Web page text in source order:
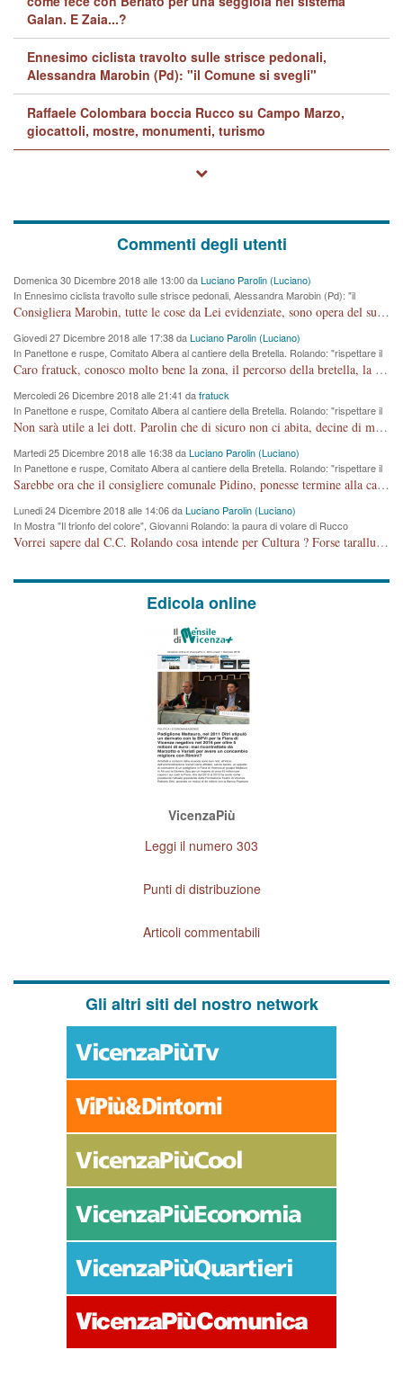
Galan. E Zaia...?
Ennesimo ciclista travolto sulle strisce pedonali,
Alessandra Marobin (Pd): "il Comune si svegli"
Raffaele Colombara boccia Rucco su Campo Marzo,
giocattoli, mostre, monumenti, turismo
Commenti degli utenti
Domenica 30 Dicembre 2018 alle 13:00 daLuciano Parolin (Luciano)
In Ennesimo ciclista travolto sulle strisce pedonali, Alessandra Marobin (Pd): "il
Comune si svegli"
Consigliera Marobin, tutte le cose da Lei evidenziate, sono opera del suo ex Assessore e compagno di Partito Antonio Marco Dalla Pozza Assessore alla "progettazione" di piste ciclabili e altre porcherie. A lui manderei il conto da saldare per incidenti e danni alle persone. E' ora che "finiamola." Avete perso rassegnatevi. qui IL SINDACO RUCCO NON C'ENTRA PER NIENTE. CAPITO!!!!!!!! Amen.
Giovedi 27 Dicembre 2018 alle 17:38 daLuciano Parolin (Luciano)
In Panettone e ruspe, Comitato Albera al cantiere della Bretella. Rolando: "rispettare il
cronoprogramma"
Caro fratuck, conosco molto bene la zona, il percorso della bretella, la situazione dei cittadini, abito in Viale Trento. A partire dal 2003 ho partecipato al Comitato di Maddalene pro bretella, e a riunioni propositive per apportare modifiche al progetto. Numerose mie foto del territorio sono arrivate a Roma, altri miei interventi (non graditi dalla Sx) sono stati pubblicati dal GdV, assieme ad altri come Ciro Asproso, ora favorevole alla bretella. Ho partecipato alla raccolta firme per la chiusura della strada x 5 giorni eseguita dal Sindaco Hullwech per sforamento 180 Micro/g. Pertanto come impegno per la tematica sono apposto con la coscienza. Ora il Progetto è partito, fine! Voglio dire che la nuova Giunta "comunale" non c'entra più. L'opera sarà "malauguratamente" eseguita, ma non con il mio placet. Il Consigliere Comunale dovrebbe capire che la campagna elettorale è finita, con buona pace di tutti. Quello che invece dovrebbe interessare è la proprietà della strada, dall'uscita autostradale Ovest, sino alla Rotatoria dell'Albara, vi sono tre possessori: Autostrade SpA; La Provincia, il Comune. Come la mettiamo per il futuro ? I costi, da 50 sono saliti a 100 milioni di € come dire 20 milioni a KM (!) da non credere. Comunque si farà. Ma nessuno canti Vittoria, anzi meglio non farne un ulteriore fatto "partitico" per questioni elettorali o di seggio. Se mi manda la sua mail, sono disponibile ad inviare i documenti e le foto sopra descritte. Con ossequi, Luciano Parolin
Mercoledi 26 Dicembre 2018 alle 21:41 dafratuck
In Panettone e ruspe, Comitato Albera al cantiere della Bretella. Rolando: "rispettare il
cronoprogramma"
Non sarà utile a lei dott. Parolin che di sicuro non ci abita, decine di migliaia di TIR, automobili e padroncini che passano quotidianamente per una strada appena rotabile, non è più possibile stendere i panni, attraversare la strada senza rischiare la morte, le case stanno crepando, i tempi sono cambiati e la bretella non passerà assolutamente per maddalene (ma cosa sta a dire?!), dia invece responsabilità a chi ha costruito tagliando la strada che doveva invece terminare a isola vicentina e non al moracchino lasciando Motta di Costabissara ancora in panne di traffico. I tempi sono cambiati dottore e se l'anagrafe della vita stagna nell'essere umano impressioni conservatrici, la società non le considera perchè va avanti, si industrializza e ha bisogno di infrastrutture e di sviluppo. Ultima considerazione, se è geloso di Rolando perchè vede in lui solo campagne politiche mentre si difendono i SOLI diritti dei cittadini, la preghiamo faccia considerazioni più appropriate. Saluti e complimenti per i suoi scritti.
Martedi 25 Dicembre 2018 alle 16:38 daLuciano Parolin (Luciano)
In Panettone e ruspe, Comitato Albera al cantiere della Bretella. Rolando: "rispettare il
cronoprogramma"
Sarebbe ora che il consigliere comunale Pidino, ponesse termine alla campagna elettorale nel territorio del suo seggio Villaggio del Sole. La tiraca è iniziata, distruggerà 6 km di prateria ovest della città, ricca di fonti e sorgenti d'acqua. I cittadini di Maddalene non avranno più Pace la notte. Molta colpa per la costruzione di questa Strada è proprio del signor Rolando,dei suoi gazebo mobili e che vuol far passare questa opera VANDALICA come progetto "utile" a chi ? Non è cosa seria sig. Rolando!
Lunedi 24 Dicembre 2018 alle 14:06 daLuciano Parolin (Luciano)
In Mostra "Il trionfo del colore", Giovanni Rolando: la paura di volare di Rucco
Vorrei sapere dal C.C. Rolando cosa intende per Cultura ? Forse tarallucci, vino e sagre, o spaghetti tricolori del PD ? Il continuo (s)parlare della mostra a Palazzo Chiericati caro consigliere DANNEGGIA FORTEMENTE l'immagine della città TUTTA e fa deviare i consensi che in RUSSIA (badi bene ex U.R.S.S.) sono ECCELLENTI. A livello artistico l'evento è di alta Valenza culturale, COMPITO di Tutta la Cittadinanza fare il possibile per propagandare l'iniziativa senza farne UN CASO PARTITICO come fa Lei da sempre. Meno Gazebo + Partecipazione! E così sia. Amen.
Edicola online
VicenzaPiù
Leggi il numero 303
Punti di distribuzione
Articoli commentabili
Gli altri siti del nostro network